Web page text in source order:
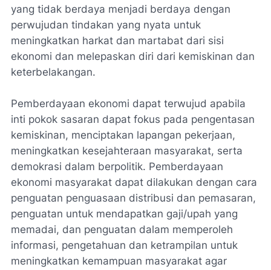
yang tidak berdaya menjadi berdaya dengan
perwujudan tindakan yang nyata untuk
meningkatkan harkat dan martabat dari sisi
ekonomi dan melepaskan diri dari kemiskinan dan
keterbelakangan.
Pemberdayaan ekonomi dapat terwujud apabila
inti pokok sasaran dapat fokus pada pengentasan
kemiskinan, menciptakan lapangan pekerjaan,
meningkatkan kesejahteraan masyarakat, serta
demokrasi dalam berpolitik. Pemberdayaan
ekonomi masyarakat dapat dilakukan dengan cara
penguatan penguasaan distribusi dan pemasaran,
penguatan untuk mendapatkan gaji/upah yang
memadai, dan penguatan dalam memperoleh
informasi, pengetahuan dan ketrampilan untuk
meningkatkan kemampuan masyarakat agar